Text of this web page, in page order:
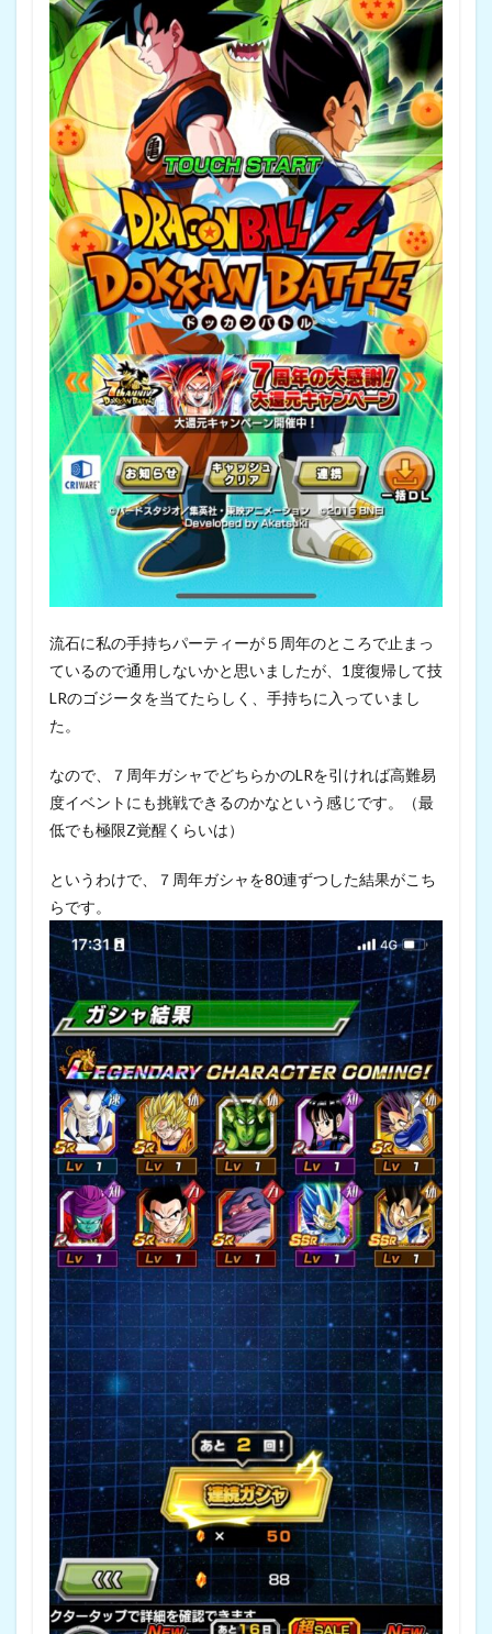
流石に私の手持ちパーティーが５周年のところで止まっ
ているので通用しないかと思いましたが、1度復帰して技
LRのゴジータを当てたらしく、手持ちに入っていまし
た。
なので、７周年ガシャでどちらかのLRを引ければ高難易
度イベントにも挑戦できるのかなという感じです。（最
低でも極限Z覚醒くらいは）
というわけで、７周年ガシャを80連ずつした結果がこち
らです。